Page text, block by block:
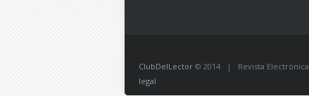
ClubDelLector © 2014 | Revista Electrónica
legal